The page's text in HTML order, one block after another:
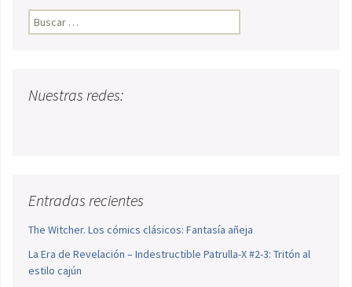
Buscar:
Nuestras redes:
Entradas recientes
The Witcher. Los cómics clásicos: Fantasía añeja
La Era de Revelación – Indestructible Patrulla-X #2-3: Tritón al
estilo cajún